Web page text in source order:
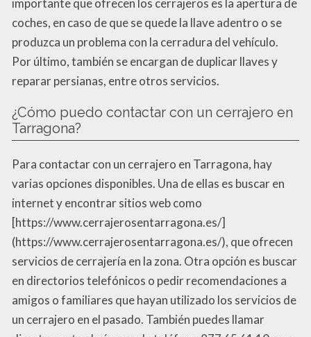
coches, en caso de que se quede la llave adentro o se
produzca un problema con la cerradura del vehículo.
Por último, también se encargan de duplicar llaves y
reparar persianas, entre otros servicios.
¿Cómo puedo contactar con un cerrajero en
Tarragona?
Para contactar con un cerrajero en Tarragona, hay
varias opciones disponibles. Una de ellas es buscar en
internet y encontrar sitios web como
[https://www.cerrajerosentarragona.es/]
(https://www.cerrajerosentarragona.es/), que ofrecen
servicios de cerrajería en la zona. Otra opción es buscar
en directorios telefónicos o pedir recomendaciones a
amigos o familiares que hayan utilizado los servicios de
un cerrajero en el pasado. También puedes llamar